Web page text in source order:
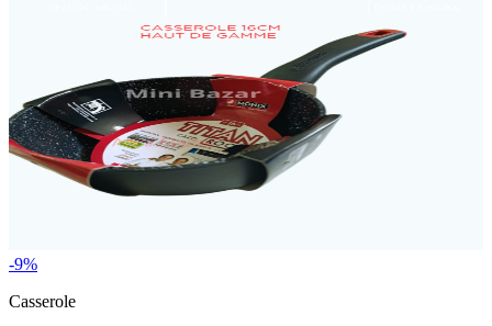
-9%
Casserole